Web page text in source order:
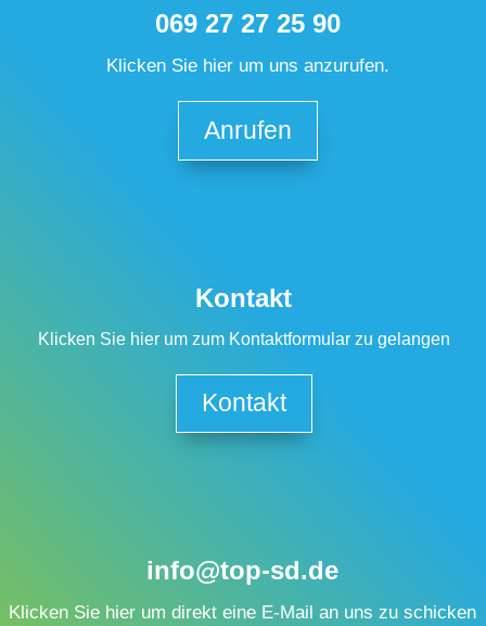
069 27 27 25 90
Klicken Sie hier um uns anzurufen.
Anrufen
Kontakt
Klicken Sie hier um zum Kontaktformular zu gelangen
Kontakt
info@top-sd.de
Klicken Sie hier um direkt eine E-Mail an uns zu schicken